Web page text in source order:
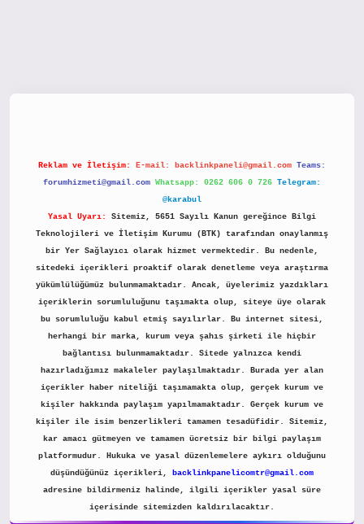
Reklam ve İletişim: E-mail: backlinkpaneli@gmail.com Teams:
forumhizmeti@gmail.com Whatsapp: 0262 606 0 726 Telegram:
@karabul
Yasal Uyarı:
Sitemiz, 5651 Sayılı Kanun gereğince Bilgi
Teknolojileri ve İletişim Kurumu (BTK) tarafından onaylanmış
bir Yer Sağlayıcı olarak hizmet vermektedir. Bu nedenle,
sitedeki içerikleri proaktif olarak denetleme veya araştırma
yükümlülüğümüz bulunmamaktadır. Ancak, üyelerimiz yazdıkları
içeriklerin sorumluluğunu taşımakta olup, siteye üye olarak
bu sorumluluğu kabul etmiş sayılırlar. Bu internet sitesi,
herhangi bir marka, kurum veya şahıs şirketi ile hiçbir
bağlantısı bulunmamaktadır. Sitede yalnızca kendi
hazırladığımız makaleler paylaşılmaktadır. Burada yer alan
içerikler haber niteliği taşımamakta olup, gerçek kurum ve
kişiler hakkında paylaşım yapılmamaktadır. Gerçek kurum ve
kişiler ile isim benzerlikleri tamamen tesadüfidir. Sitemiz,
kar amacı gütmeyen ve tamamen ücretsiz bir bilgi paylaşım
platformudur. Hukuka ve yasal düzenlemelere aykırı olduğunu
düşündüğünüz içerikleri,
backlinkpanelicomtr@gmail.com
adresine bildirmeniz halinde, ilgili içerikler yasal süre
içerisinde sitemizden kaldırılacaktır.